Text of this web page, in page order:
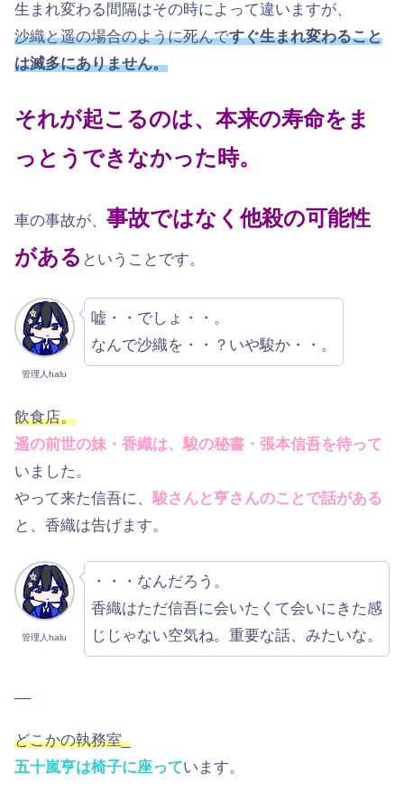
生まれ変わる間隔はその時によって違いますが、
沙織と遥の場合のように死んですぐ生まれ変わること
は滅多にありません。
それが起こるのは、本来の寿命をま
っとうできなかった時。
車の事故が、 事故ではなく他殺の可能性
がある ということです。
管理人halu
嘘・・でしょ・・。
なんで沙織を・・？いや駿か・・。
飲食店。
遥の前世の妹・香織は、駿の秘書・張本信吾を待って
いました。
やって来た信吾に、駿さんと亨さんのことで話がある
と、香織は告げます。
管理人halu
・・・なんだろう。
香織はただ信吾に会いたくて会いにきた感
じじゃない空気ね。重要な話、みたいな。
どこかの執務室_
五十嵐亨は椅子に座っています。